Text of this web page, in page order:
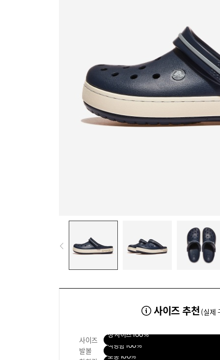
사이즈 추천 (실제
사이즈
정 사이즈100%
발볼
적당함 100%
보통 100%